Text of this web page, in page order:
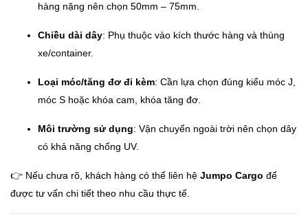
hàng nặng nên chọn 50mm – 75mm.
Chiều dài dây: Phụ thuộc vào kích thước hàng và thùng
xe/container.
Loại móc/tăng đơ đi kèm: Cần lựa chọn đúng kiểu móc J,
móc S hoặc khóa cam, khóa tăng đơ.
Môi trường sử dụng: Vận chuyển ngoài trời nên chọn dây
có khả năng chống UV.
👉 Nếu chưa rõ, khách hàng có thể liên hệ Jumpo Cargo để
được tư vấn chi tiết theo nhu cầu thực tế.